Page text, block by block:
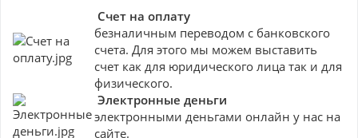
Счет на оплату
безналичным переводом с банковского
счета. Для этого мы можем выставить
счет как для юридического лица так и для
физического.
Электронные деньги
электронными деньгами онлайн у нас на
сайте.